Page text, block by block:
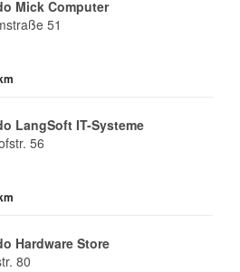
Mick Computer
51
LangSoft IT-Systeme
56
Hardware Store
80